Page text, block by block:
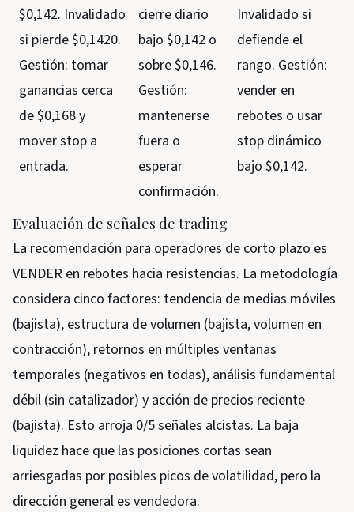
$0,142. Invalidado
si pierde $0,1420.
Gestión: tomar
ganancias cerca
de $0,168 y
mover stop a
entrada.
cierre diario
bajo $0,142 o
sobre $0,146.
Gestión:
mantenerse
fuera o
esperar
confirmación.
Invalidado si
defiende el
rango. Gestión:
vender en
rebotes o usar
stop dinámico
bajo $0,142.
Evaluación de señales de trading
La recomendación para operadores de corto plazo es
VENDER en rebotes hacia resistencias. La metodología
considera cinco factores: tendencia de medias móviles
(bajista), estructura de volumen (bajista, volumen en
contracción), retornos en múltiples ventanas
temporales (negativos en todas), análisis fundamental
débil (sin catalizador) y acción de precios reciente
(bajista). Esto arroja 0/5 señales alcistas. La baja
liquidez hace que las posiciones cortas sean
arriesgadas por posibles picos de volatilidad, pero la
dirección general es vendedora.